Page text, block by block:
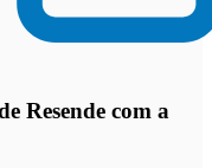
Resende com a